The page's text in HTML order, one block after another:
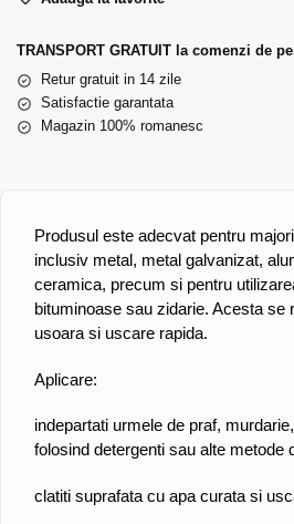
TRANSPORT GRATUIT la comenzi de
Retur gratuit in 14 zile
Satisfactie garantata
Magazin 100% romanesc
Produsul este adecvat pentru
inclusiv metal, metal galvanizat,
ceramica, precum si pentru
bituminoase sau zidarie. Acesta se
usoara si uscare rapida.
Aplicare:
indepartati urmele de praf,
folosind detergenti sau alte metode
clatiti suprafata cu apa curata si